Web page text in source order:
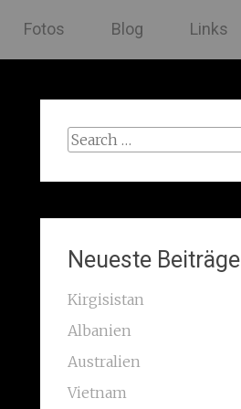
Fotos Blog Links
Search
Neueste Beiträge
Kirgisistan
Albanien
Australien
Vietnam